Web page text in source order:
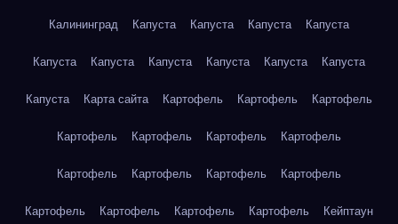
Калининград Капуста Капуста Капуста Капуста
Капуста Капуста Капуста Капуста Капуста Капуста
Капуста Карта сайта Картофель Картофель Картофель
Картофель Картофель Картофель Картофель
Картофель Картофель Картофель Картофель
Картофель Картофель Картофель Картофель Кейптаун